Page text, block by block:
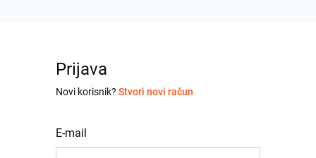
Prijava
Novi korisnik? Stvori novi račun
E-mail